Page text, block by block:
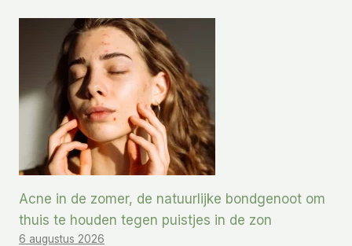
Acne in de zomer, de natuurlijke bondgenoot om
thuis te houden tegen puistjes in de zon
6 augustus 2026